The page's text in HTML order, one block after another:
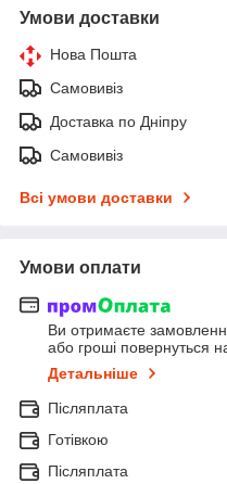
Умови доставки
Нова Пошта
Самовивіз
Доставка по Дніпру
Самовивіз
Всі умови доставки
Умови оплати
Ви отримаєте
або гроші повернуться
Детальніше
Післяплата
Готівкою
Післяплата